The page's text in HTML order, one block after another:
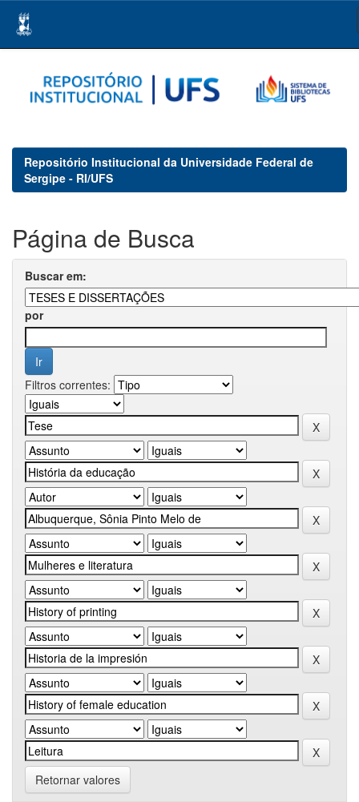
navigation
Repositório Institucional da Universidade Federal de
Sergipe - RI/UFS
Página de Busca
Buscar em:
por
Filtros correntes:
Retornar valores